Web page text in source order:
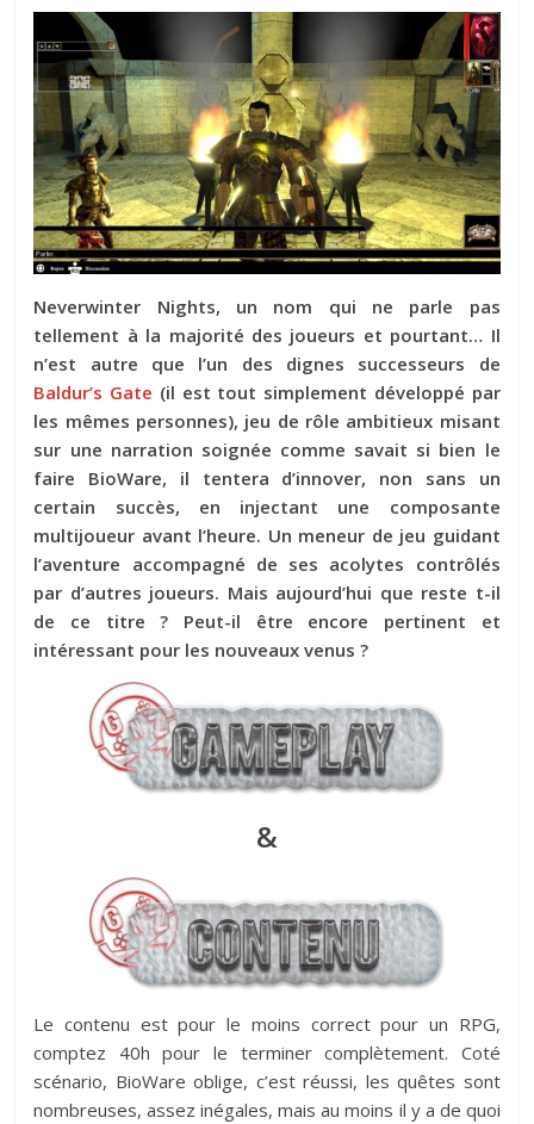
Neverwinter Nights, un nom qui ne parle pas
tellement à la majorité des joueurs et pourtant… Il
n’est autre que l’un des dignes successeurs de
Baldur’s Gate (il est tout simplement développé par
les mêmes personnes), jeu de rôle ambitieux misant
sur une narration soignée comme savait si bien le
faire BioWare, il tentera d’innover, non sans un
certain succès, en injectant une composante
multijoueur avant l’heure. Un meneur de jeu guidant
l’aventure accompagné de ses acolytes contrôlés
par d’autres joueurs. Mais aujourd’hui que reste t-il
de ce titre ? Peut-il être encore pertinent et
intéressant pour les nouveaux venus ?
&
Le contenu est pour le moins correct pour un RPG,
comptez 40h pour le terminer complètement. Coté
scénario, BioWare oblige, c’est réussi, les quêtes sont
nombreuses, assez inégales, mais au moins il y a de quoi